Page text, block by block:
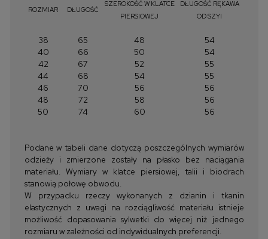
ROZMIAR DŁUGOŚĆ
SZEROKOŚĆ W KLATCE
PIERSIOWEJ
DŁUGOŚĆ RĘKAWA
OD SZYI
38 65 48
54
40
66 50
54
42
67 52
55
44
68 54
55
46
70 56
56
48
72 58
56
50
74 60 56
Podane w tabeli dane dotyczą poszczególnych wymiarów
odzieży i zmierzone zostały na płasko bez naciągania
materiału. Wymiary w klatce piersiowej, talii i biodrach
stanowią połowę obwodu.
W przypadku rzeczy wykonanych z dzianin i tkanin
elastycznych z uwagi na rozciągliwość materiału istnieje
możliwość dopasowania sylwetki do więcej niż jednego
rozmiaru w zależności od indywidualnych preferencji.